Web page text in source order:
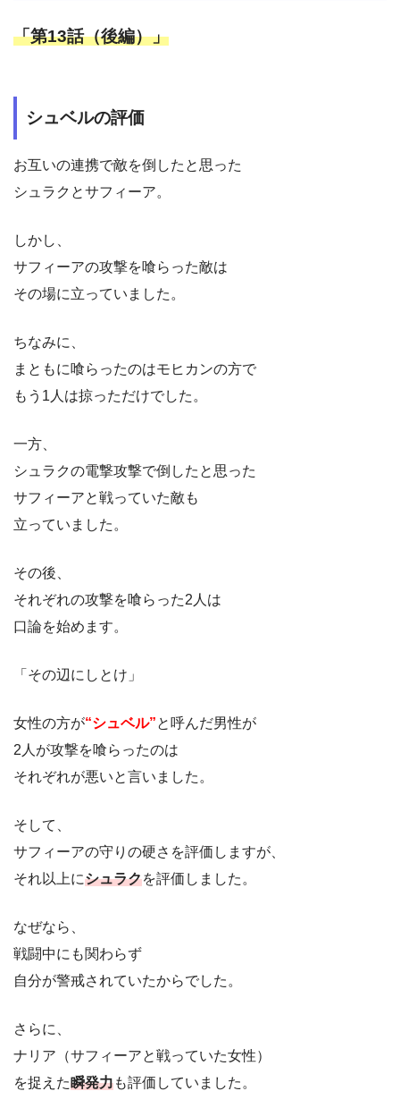
「第13話（後編）」
シュベルの評価
お互いの連携で敵を倒したと思った
シュラクとサフィーア。
しかし、
サフィーアの攻撃を喰らった敵は
その場に立っていました。
ちなみに、
まともに喰らったのはモヒカンの方で
もう1人は掠っただけでした。
一方、
シュラクの電撃攻撃で倒したと思った
サフィーアと戦っていた敵も
立っていました。
その後、
それぞれの攻撃を喰らった2人は
口論を始めます。
「その辺にしとけ」
女性の方が“シュベル”と呼んだ男性が
2人が攻撃を喰らったのは
それぞれが悪いと言いました。
そして、
サフィーアの守りの硬さを評価しますが、
それ以上にシュラクを評価しました。
なぜなら、
戦闘中にも関わらず
自分が警戒されていたからでした。
さらに、
ナリア（サフィーアと戦っていた女性）
を捉えた瞬発力も評価していました。